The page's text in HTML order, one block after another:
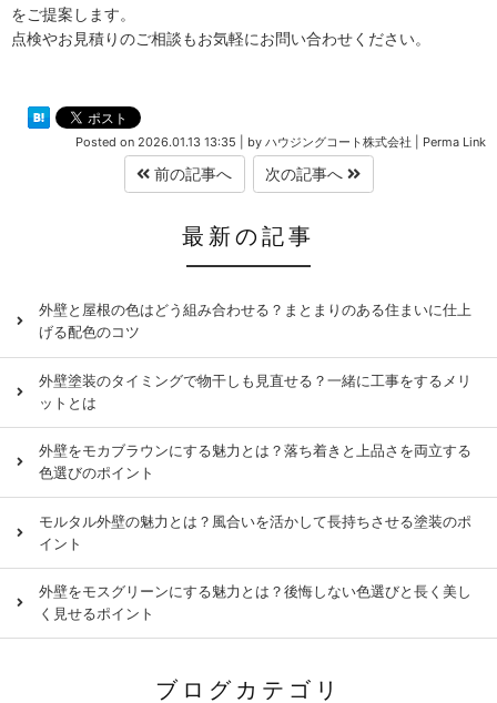
をご提案します。
点検やお見積りのご相談もお気軽にお問い合わせください。
Posted on 2026.01.13 13:35 by ハウジングコート株式会社 Perma Link
前の記事へ 次の記事へ
最新の記事
外壁と屋根の色はどう組み合わせる？まとまりのある住まいに仕上
げる配色のコツ
外壁塗装のタイミングで物干しも見直せる？一緒に工事をするメリ
ットとは
外壁をモカブラウンにする魅力とは？落ち着きと上品さを両立する
色選びのポイント
モルタル外壁の魅力とは？風合いを活かして長持ちさせる塗装のポ
イント
外壁をモスグリーンにする魅力とは？後悔しない色選びと長く美し
く見せるポイント
ブログカテゴリ